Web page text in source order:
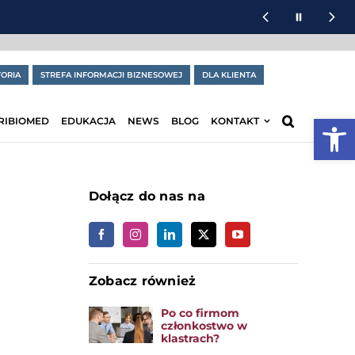
STREFA INFORMACJI BIZNESOWEJ DLA KLIENTA
EDUKACJA NEWS BLOG KONTAKT
Dołącz do nas na
Zobacz również
Po co firmom
członkostwo w
klastrach?